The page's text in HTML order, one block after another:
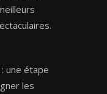
: une étape
les